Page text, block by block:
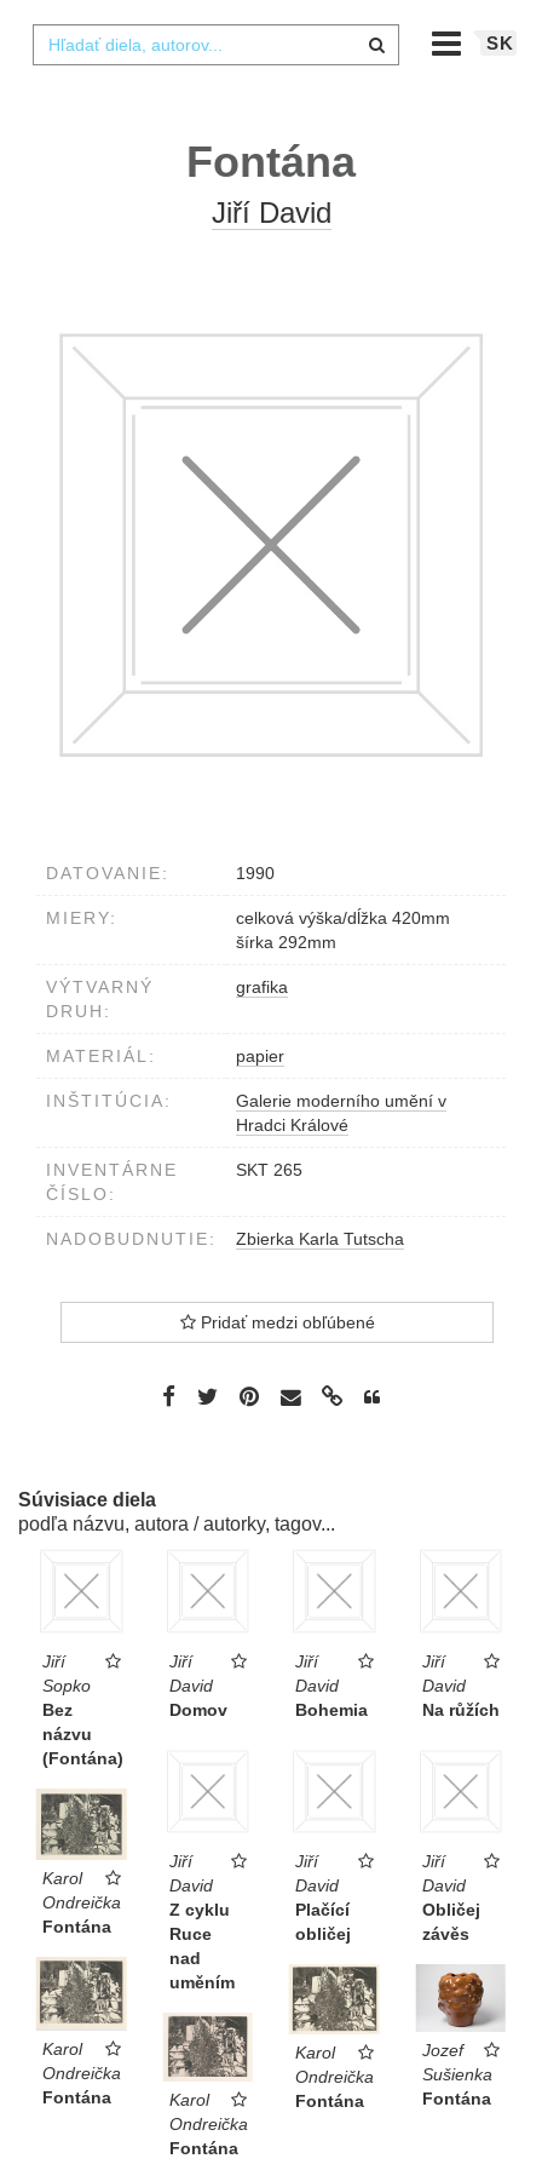
SK
Fontána
Jiří David
DATOVANIE: 1990
MIERY:
celková výška/dĺžka 420mm
šírka 292mm
VÝTVARNÝ
DRUH:
grafika
MATERIÁL: papier
INŠTITÚCIA:
Galerie moderního umění v
Hradci Králové
INVENTÁRNE
ČÍSLO:
SKT 265
NADOBUDNUTIE: Zbierka Karla Tutscha
Pridať medzi obľúbené
Súvisiace diela
podľa názvu, autora / autorky, tagov...
Jiří
Sopko
Bez
názvu
(Fontána)
Jiří
David
Domov
Jiří
David
Bohemia
Jiří
David
Na růžích
Jiří
David
Z cyklu
Ruce
nad
uměním
Jiří
David
Plačící
obličej
Jiří
David
Obličej
závěs
Karol
Ondreička
Fontána
Karol
Ondreička
Fontána
Karol
Ondreička
Fontána
Jozef
Sušienka
Fontána
Karol
Ondreička
Fontána